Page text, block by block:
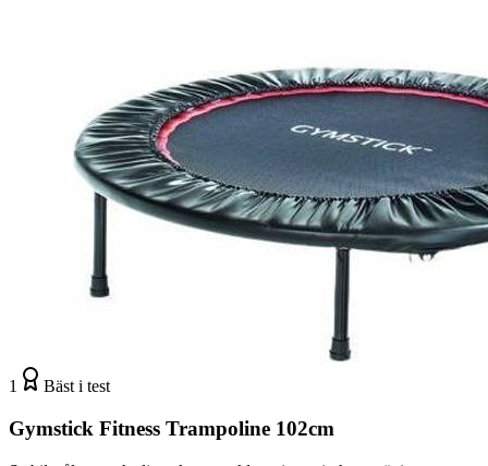
1 Bäst i test
Gymstick Fitness Trampoline 102cm